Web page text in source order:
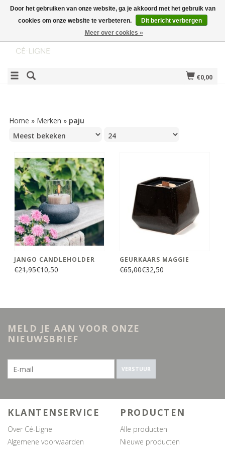
€0,00
Home » Merken » paju
JANGO CANDLEHOLDER
€21,95€10,50
GEURKAARS MAGGIE
€65,00€32,50
MELD JE AAN VOOR ONZE
NIEUWSBRIEF
VERSTUUR
KLANTENSERVICE
Over Cé-Ligne
Algemene voorwaarden
PRODUCTEN
Alle producten
Nieuwe producten
Door het gebruiken van onze website, ga je akkoord met het gebruik van
cookies om onze website te verbeteren.
Dit bericht verbergen
Meer over cookies »